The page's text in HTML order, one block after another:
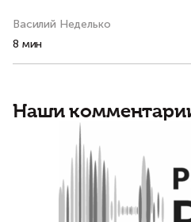
Василий Неделько
8 мин
Наши